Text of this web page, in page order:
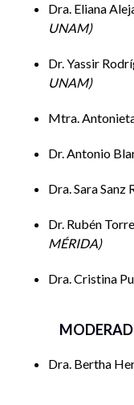
Dra. Eliana
UNAM
Dr. Yassir
UNAM
Mtra.
Dr. Antonio
Dra. Sara Sanz
Dr. Rubén
MÉRIDA
Dra. Cristina
Dra. Bertha